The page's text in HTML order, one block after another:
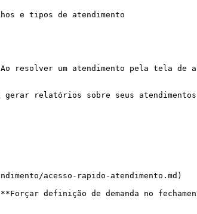
e tipos de atendimento
Ao resolver um atendimento pela tela
relatórios sobre seus atendimentos
acesso-rapido-atendimento.md)
definição de demanda no